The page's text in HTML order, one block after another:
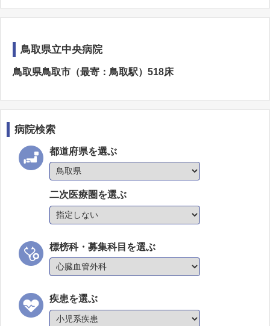
鳥取県立中央病院
鳥取県鳥取市（最寄：鳥取駅）518床
病院検索
都道府県を選ぶ
二次医療圏を選ぶ
標榜科・募集科目を選ぶ
疾患を選ぶ